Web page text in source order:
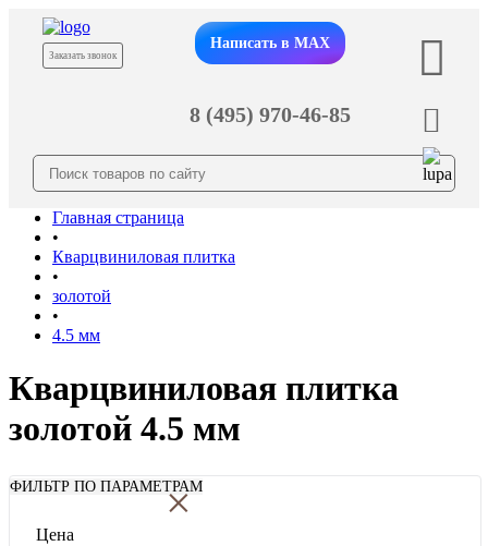
Заказать звонок
Написать в MAX
8 (495) 970-46-85
Главная страница
•
Кварцвиниловая плитка
•
золотой
•
4.5 мм
Кварцвиниловая плитка
золотой 4.5 мм
ФИЛЬТР ПО ПАРАМЕТРАМ
×
Цена